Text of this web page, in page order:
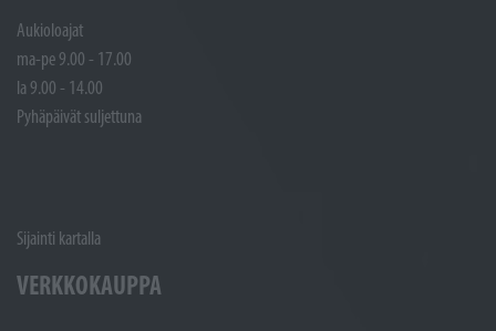
Aukioloajat
ma-pe 9.00 - 17.00
la 9.00 - 14.00
Pyhäpäivät suljettuna
Sijainti kartalla
VERKKOKAUPPA